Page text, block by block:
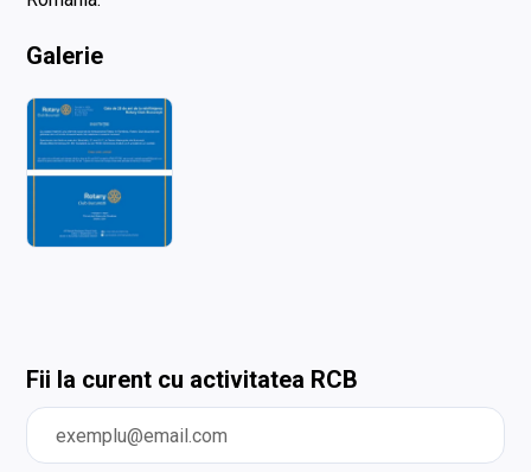
Fii la curent cu activitatea RCB
Galerie